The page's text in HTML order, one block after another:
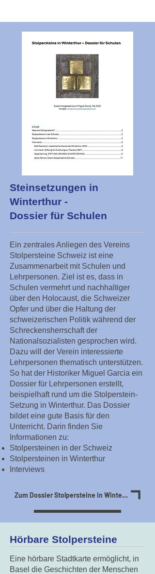
Steinsetzungen in
Winterthur -
Dossier für Schulen
Ein zentrales Anliegen des Vereins
Stolpersteine Schweiz ist eine
Zusammenarbeit mit Schulen und
Lehrpersonen. Ziel ist es, dass in
Schulen vermehrt und nachhaltiger
über den Holocaust, die Schweizer
Opfer und über die Haltung der
schweizerischen Politik während der
Schreckensherrschaft der
Nationalsozialisten gesprochen wird.
Dazu will der Verein interessierte
Lehrpersonen thematisch unterstützen.
So hat der Historiker Miguel Garcia ein
Dossier für Lehrpersonen erstellt,
beispielhaft rund um die Stolperstein-
Setzung in Winterthur. Das Dossier
bildet eine gute Basis für den
Unterricht. Darin finden Sie
Informationen zu:
Stolpersteinen in der Schweiz
Stolpersteinen in Winterthur
Interviews
Zum Dossier Stolpersteine in Winterthur
Hörbare Stolpersteine
Eine hörbare Stadtkarte ermöglicht, in
Basel die Geschichten der Menschen